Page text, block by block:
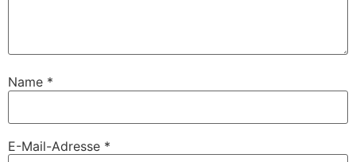
Name *
E-Mail-Adresse *